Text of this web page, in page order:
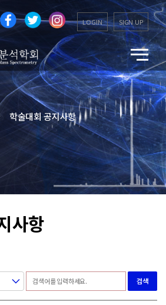
LOGIN SIGN UP
학술대회 공지사항
사항
검색